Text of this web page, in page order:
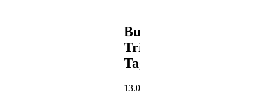
Bundesweiter
Trikot-
Tag
13.05.2026